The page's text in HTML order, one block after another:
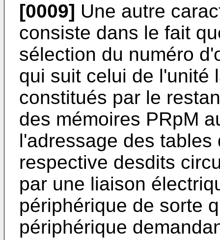
[0009] Une autre
consiste dans le fait
sélection du numéro
qui suit celui de l'unité
constitués par le
des mémoires PRpM
l'adressage des
respective desdits
par une liaison
périphérique de sorte
périphérique